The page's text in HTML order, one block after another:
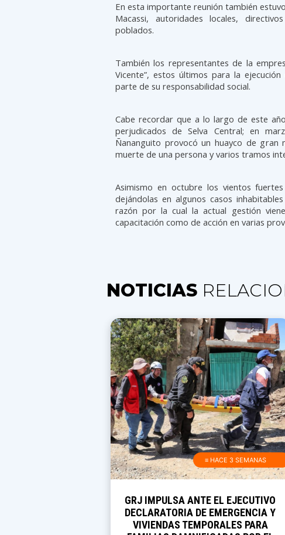
En esta importante reunión también
Macassi, autoridades locales,
poblados.
También los representantes de la
Vicente”, estos últimos para la
parte de su responsabilidad social.
Cabe recordar que a lo largo de este
perjudicados de Selva Central; en
Ñananguito provocó un huayco de gran
muerte de una persona y varios tramos
Asimismo en octubre los vientos
dejándolas en algunos casos
razón por la cual la actual gestión
capacitación como de acción en varias
NOTICIAS
≡ HACE 3 SEMANAS
GRJ IMPULSA ANTE EL EJECUTIVO
DECLARATORIA DE EMERGENCIA Y
VIVIENDAS TEMPORALES PARA